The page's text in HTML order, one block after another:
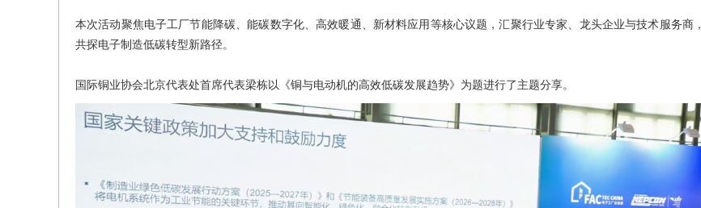
本次活动聚焦电子工厂节能降碳、能碳数字化、高效暖通、新材料应用等核心议题，汇聚行业专家、龙头企业与技术服务商，
共探电子制造低碳转型新路径。
国际铜业协会北京代表处首席代表梁栋以《铜与电动机的高效低碳发展趋势》为题进行了主题分享。